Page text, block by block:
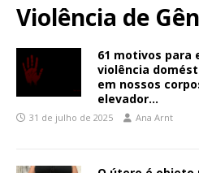
Violência de
61 motivos para
violência
em nossos
elevador…
31 de julho de 2025 Ana Arnt